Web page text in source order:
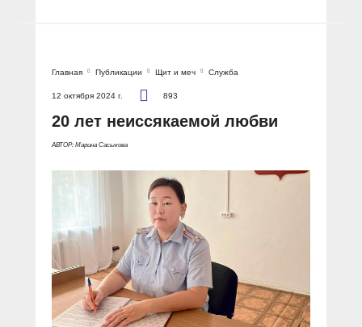
Главная Публикации Щит и меч Служба
12 октября 2024 г. 893
20 лет неиссякаемой любви
АВТОР: Марина Сасыкова